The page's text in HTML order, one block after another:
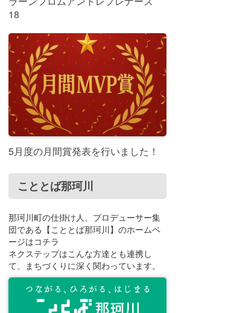
18
5月度の月間賞発表を行いました！
こととば那珂川
那珂川町の仕掛け人、プロデューサー集
団である【こととば那珂川】のホームペ
ージはコチラ
ネクステップはこんな方達とも連携し
て、まちづくりに深く関わっています。